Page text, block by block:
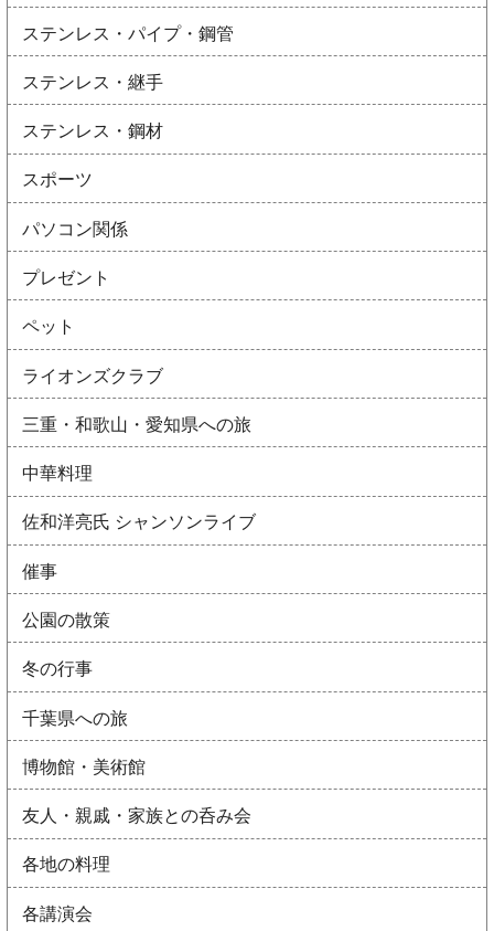
ステンレス・パイプ・鋼管
ステンレス・継手
ステンレス・鋼材
スポーツ
パソコン関係
プレゼント
ペット
ライオンズクラブ
三重・和歌山・愛知県への旅
中華料理
佐和洋亮氏 シャンソンライブ
催事
公園の散策
冬の行事
千葉県への旅
博物館・美術館
友人・親戚・家族との呑み会
各地の料理
各講演会